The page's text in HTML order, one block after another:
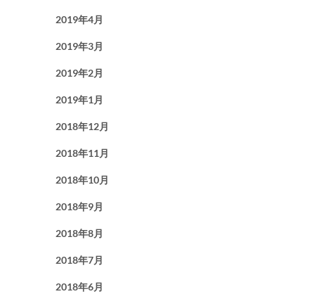
2019年4月
2019年3月
2019年2月
2019年1月
2018年12月
2018年11月
2018年10月
2018年9月
2018年8月
2018年7月
2018年6月